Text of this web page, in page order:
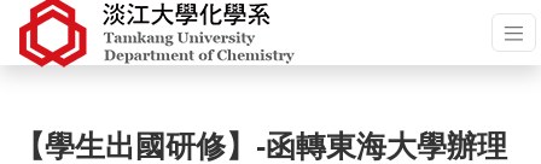
【學生出國研修】-函轉東海大學辦理